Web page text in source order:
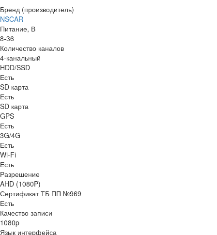
Бренд (производитель)
NSCAR
Питание, В
8-36
Количество каналов
4-канальный
HDD/SSD
Есть
SD карта
Есть
SD карта
GPS
Есть
3G/4G
Есть
Wi-Fi
Есть
Разрешение
AHD (1080P)
Сертификат ТБ ПП №969
Есть
Качество записи
1080p
Язык интерфейса